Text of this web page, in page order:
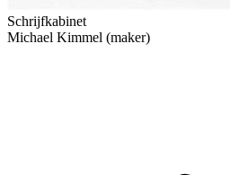
Schrijfkabinet
Michael Kimmel (maker)